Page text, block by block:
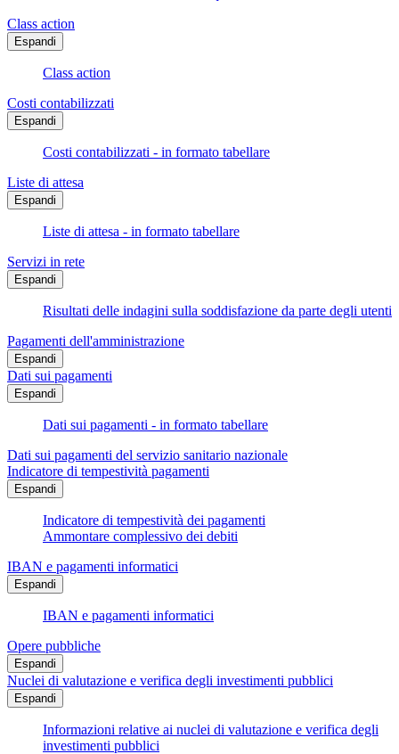
Class action
Espandi
Class action
Costi contabilizzati
Espandi
Costi contabilizzati - in formato tabellare
Liste di attesa
Espandi
Liste di attesa - in formato tabellare
Servizi in rete
Espandi
Risultati delle indagini sulla soddisfazione da parte degli utenti
Pagamenti dell'amministrazione
Espandi
Dati sui pagamenti
Espandi
Dati sui pagamenti - in formato tabellare
Dati sui pagamenti del servizio sanitario nazionale
Indicatore di tempestività pagamenti
Espandi
Indicatore di tempestività dei pagamenti
Ammontare complessivo dei debiti
IBAN e pagamenti informatici
Espandi
IBAN e pagamenti informatici
Opere pubbliche
Espandi
Nuclei di valutazione e verifica degli investimenti pubblici
Espandi
Informazioni relative ai nuclei di valutazione e verifica degli
investimenti pubblici